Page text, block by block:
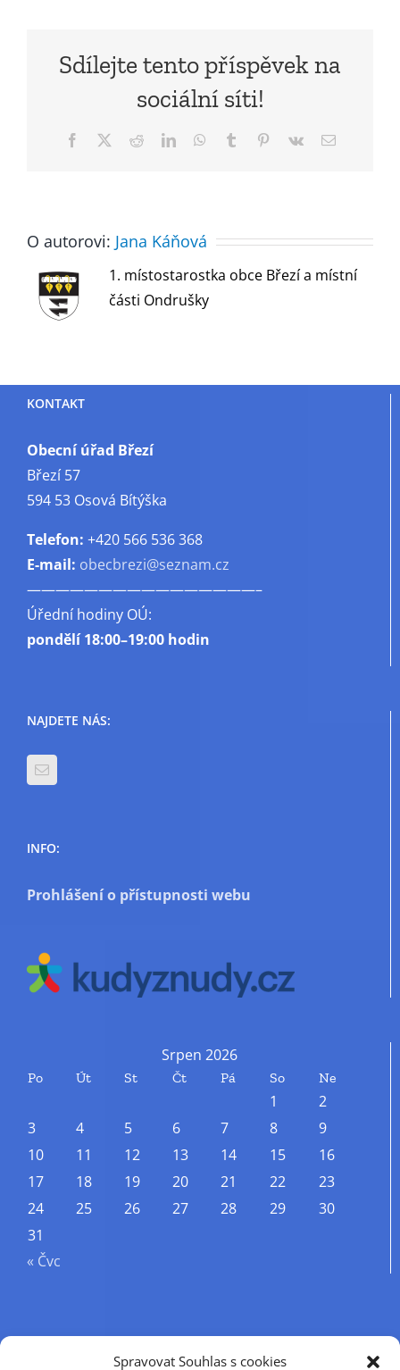
Spravovat Souhlas s cookies
Sdílejte tento příspěvek na
sociální síti!
Facebook RedditLinkedInWhatsApp
Tumblr Pinterest
Vk
E-
O autorovi: Jana Káňová
1. místostarostka obce Březí a místní
části Ondrušky
KONTAKT
Obecní úřad Březí
Březí 57
594 53 Osová Bítýška
Telefon: +420 566 536 368
E-mail: obecbrezi@seznam.cz
————————————————–
Úřední hodiny OÚ:
pondělí18:00–19:00 hodin
NAJDETE NÁS:
INFO:
Prohlášení o přístupnosti webu
Srpen 2026
Po Út St Čt Pá So Ne
1
2
3
4 5 6 7 8
9
10
11 12 13 14 15
16
17
18 19 20 21 22
23
24
25 26 27 28 29
30
31
« Čvc
Příjmení